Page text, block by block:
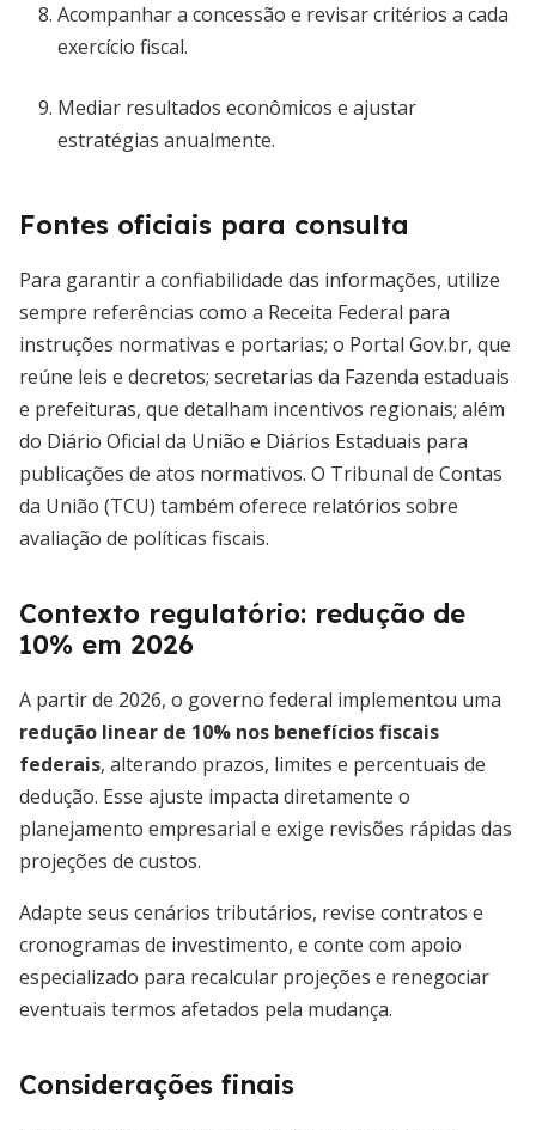
Acompanhar a concessão e revisar critérios a cada
exercício fiscal.
Mediar resultados econômicos e ajustar
estratégias anualmente.
Fontes oficiais para consulta
Para garantir a confiabilidade das informações, utilize
sempre referências como a Receita Federal para
instruções normativas e portarias; o Portal Gov.br, que
reúne leis e decretos; secretarias da Fazenda estaduais
e prefeituras, que detalham incentivos regionais; além
do Diário Oficial da União e Diários Estaduais para
publicações de atos normativos. O Tribunal de Contas
da União (TCU) também oferece relatórios sobre
avaliação de políticas fiscais.
Contexto regulatório: redução de
10% em 2026
A partir de 2026, o governo federal implementou uma
redução linear de 10% nos benefícios fiscais
federais, alterando prazos, limites e percentuais de
dedução. Esse ajuste impacta diretamente o
planejamento empresarial e exige revisões rápidas das
projeções de custos.
Adapte seus cenários tributários, revise contratos e
cronogramas de investimento, e conte com apoio
especializado para recalcular projeções e renegociar
eventuais termos afetados pela mudança.
Considerações finais